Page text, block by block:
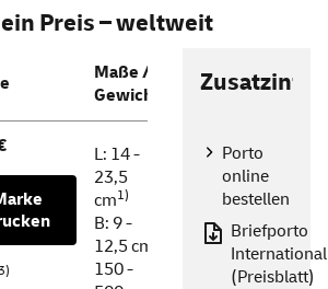
Preis – weltweit
Maße /
Gewicht
L: 14 -
23,5
cm1)
B: 9 -
12,5 cm
150 -
Porto
online
bestellen
Briefporto
International
(Preisblatt)